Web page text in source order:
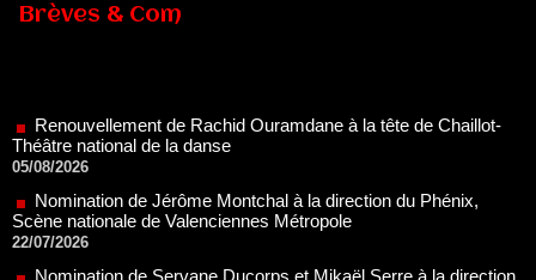
Brèves & Com
05/08/2026
Nomination de Jérôme Montchal à la direction du Phénix,
Scène nationale de Valenciennes Métropole
22/07/2026
Nomination de Servane Ducorps et Mikaël Serre à la direction
de la Comédie de Colmar - Centre Dramatique National Grand
Est Alsace